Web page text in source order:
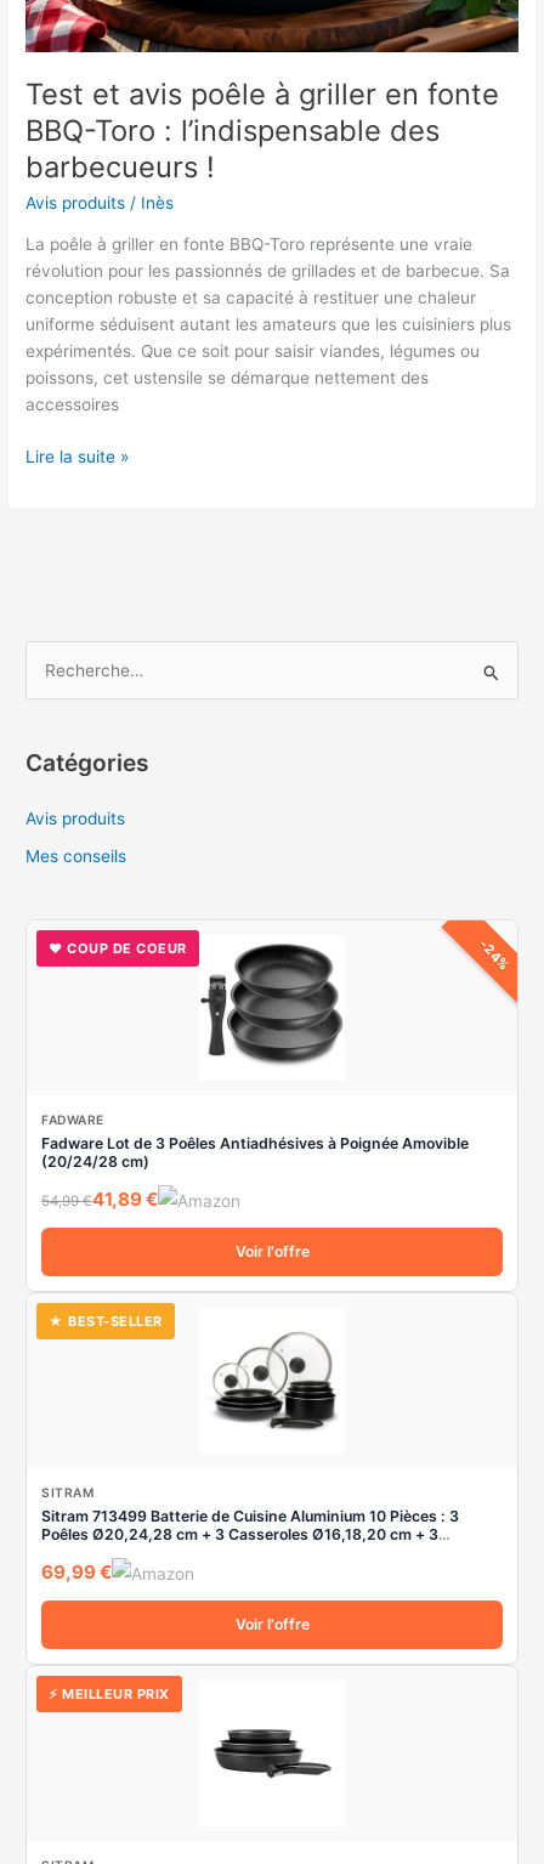
ustensile
incontournable
vos
cuisines
!
Test et avis poêle à griller en fonte
BBQ-Toro : l’indispensable des
barbecueurs !
Avis produits / Inès
La poêle à griller en fonte BBQ-Toro représente une vraie
révolution pour les passionnés de grillades et de barbecue. Sa
conception robuste et sa capacité à restituer une chaleur
uniforme séduisent autant les amateurs que les cuisiniers plus
expérimentés. Que ce soit pour saisir viandes, légumes ou
poissons, cet ustensile se démarque nettement des
accessoires
Test
fonte
BBQ-
Toro
l’indispensable
des
!
Lire la suite »
h
r
c
Catégories
Avis produits
Mes conseils
-24%
♥ COUP DE COEUR
FADWARE
Fadware Lot de 3 Poêles Antiadhésives à Poignée Amovible
(20/24/28 cm)
54,99 €41,89 €
Voir l'offre
★ BEST-SELLER
SITRAM
Sitram 713499 Batterie de Cuisine Aluminium 10 Pièces : 3
Poêles Ø20,24,28 cm + 3 Casseroles Ø16,18,20 cm + 3
dont induction
69,99 €
Voir l'offre
⚡ MEILLEUR PRIX